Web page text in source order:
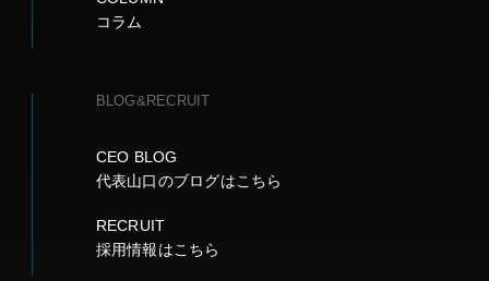
コラム
BLOG&RECRUIT
CEO BLOG
代表山口のブログはこちら
RECRUIT
採用情報はこちら